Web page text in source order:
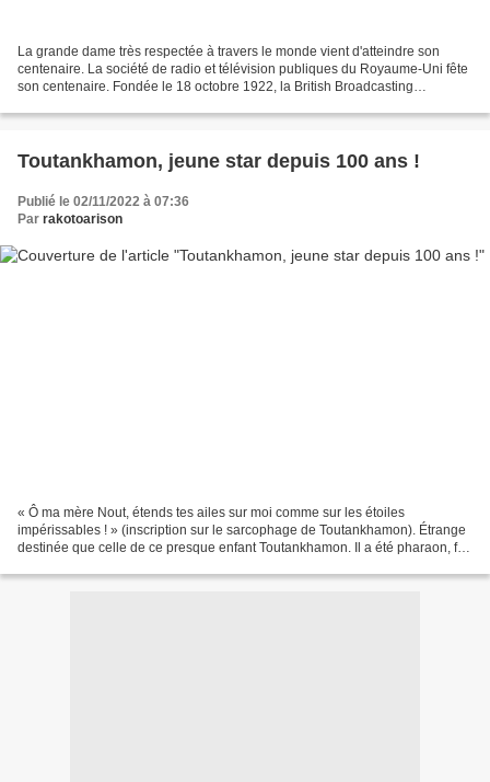
La grande dame très respectée à travers le monde vient d'atteindre son
centenaire. La société de radio et télévision publiques du Royaume-Uni fête
son centenaire. Fondée le 18 octobre 1922, la British Broadcasting
Toutankhamon, jeune star depuis 100 ans !
Publié le 02/11/2022 à 07:36
Par rakotoarison
« Ô ma mère Nout, étends tes ailes sur moi comme sur les étoiles
impérissables ! » (inscription sur le sarcophage de Toutankhamon). Étrange
destinée que celle de ce presque enfant Toutankhamon. Il a été pharaon, fils